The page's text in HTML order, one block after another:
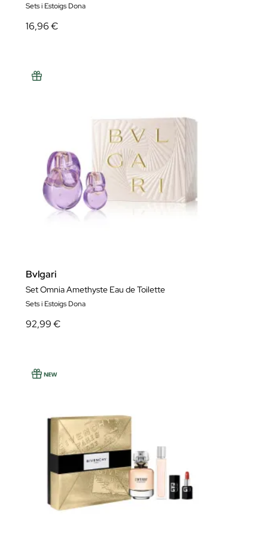
Sets i Estoigs Dona
16,96 €
Bvlgari
Set Omnia Amethyste Eau de Toilette
Sets i Estoigs Dona
92,99 €